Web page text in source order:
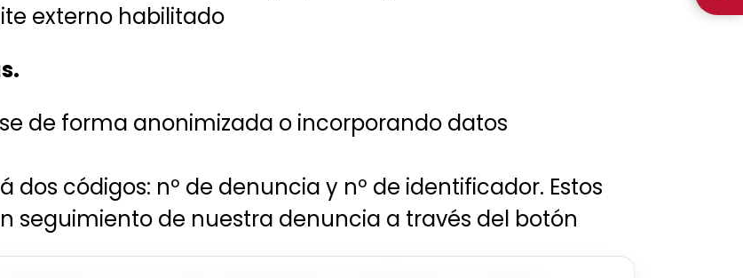
externo habilitado
de forma anonimizada o incorporando datos
códigos: nº de denuncia y nº de identificador. Estos
seguimiento de nuestra denuncia a través del botón